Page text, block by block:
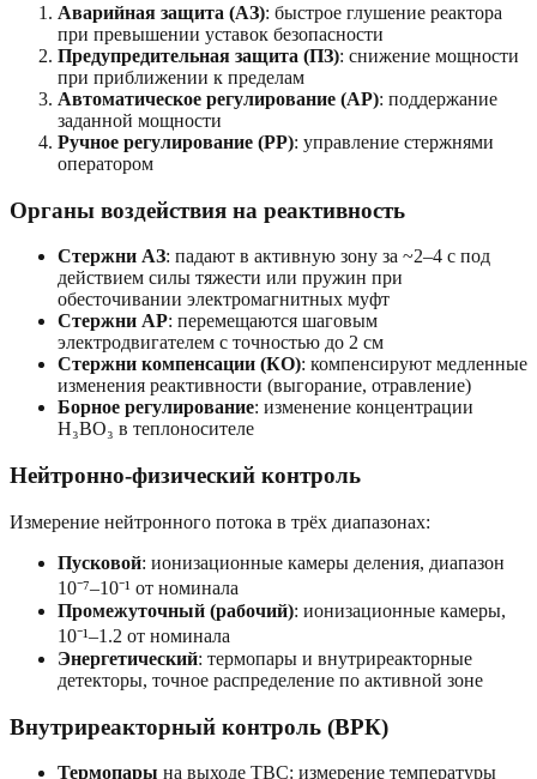
Аварийная защита (АЗ): быстрое глушение реактора
при превышении уставок безопасности
Предупредительная защита (ПЗ): снижение мощности
при приближении к пределам
Автоматическое регулирование (АР): поддержание
заданной мощности
Ручное регулирование (РР): управление стержнями
оператором
Органы воздействия на реактивность
Стержни АЗ: падают в активную зону за ~2–4 с под
действием силы тяжести или пружин при
обесточивании электромагнитных муфт
Стержни АР: перемещаются шаговым
электродвигателем с точностью до 2 см
Стержни компенсации (КО): компенсируют медленные
изменения реактивности (выгорание, отравление)
Борное регулирование: изменение концентрации
H₃BO₃ в теплоносителе
Нейтронно-физический контроль
Измерение нейтронного потока в трёх диапазонах:
Пусковой: ионизационные камеры деления, диапазон
10⁻⁷–10⁻¹ от номинала
Промежуточный (рабочий): ионизационные камеры,
10⁻¹–1.2 от номинала
Энергетический: термопары и внутриреакторные
детекторы, точное распределение по активной зоне
Внутриреакторный контроль (ВРК)
Термопары на выходе ТВС: измерение температуры